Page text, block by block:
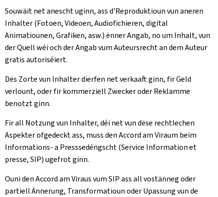
Souwäit net anescht uginn, ass d'Reproduktioun vun aneren
Inhalter (Fotoen, Videoen, Audiofichieren, digital
Animatiounen, Grafiken, asw.) ënner Angab, no um Inhalt, vun
der Quell wéi och der Angab vum Auteursrecht an dem Auteur
gratis autoriséiert.
Dës Zorte vun Inhalter dierfen net verkaaft ginn, fir Geld
verlount, oder fir kommerziell Zwecker oder Reklamme
benotzt ginn.
Fir all Notzung vun Inhalter, déi net vun dëse rechtlechen
Aspekter ofgedeckt ass, muss den Accord am Viraum beim
Informations- a Presssedéngscht (Service Information et
presse, SIP) ugefrot ginn.
Ouni den Accord am Viraus vum SIP ass all vostänneg oder
partiell Ännerung, Transformatioun oder Upassung vun de